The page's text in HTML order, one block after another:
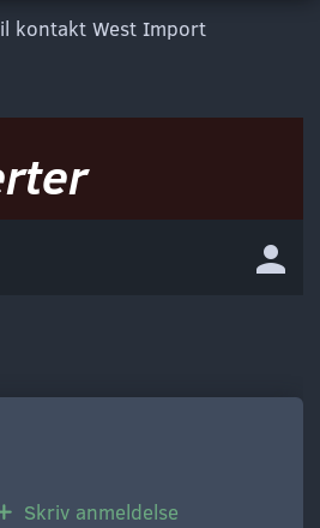
kontakt West Import
Skriv anmeldelse